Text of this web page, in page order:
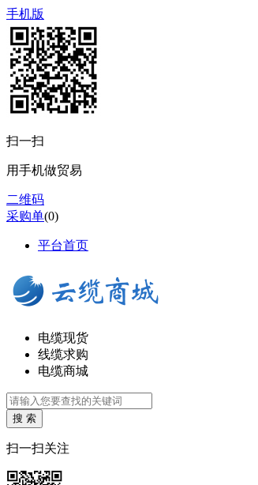
手机版
扫一扫
用手机做贸易
二维码
采购单(0)
平台首页
电缆现货
线缆求购
电缆商城
搜 索
扫一扫关注